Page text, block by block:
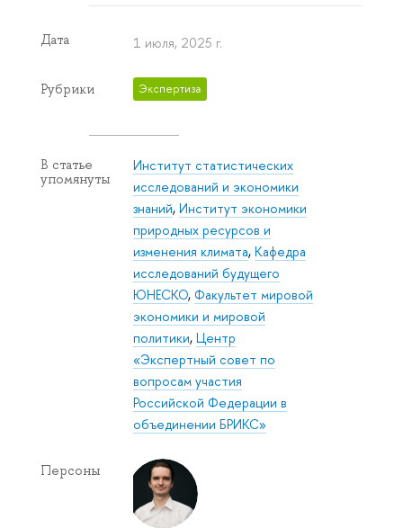
Дата 1 июля, 2025 г.
Рубрики Экспертиза
В статье
упомянуты
Институт статистических
исследований и экономики
знаний,Институт экономики
природных ресурсов и
изменения климата,Кафедра
исследований будущего
ЮНЕСКО,Факультет мировой
экономики и мировой
политики,Центр
«Экспертный совет по
вопросам участия
Российской Федерации в
объединении БРИКС»
Персоны